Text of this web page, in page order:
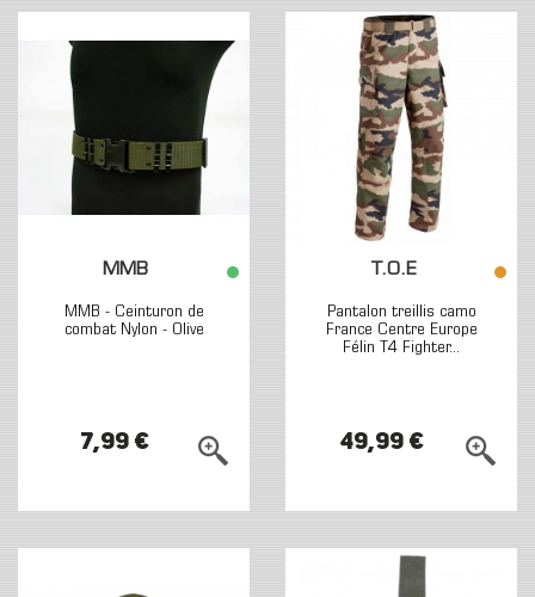
MMB
MMB - Ceinturon de
combat Nylon - Olive
7,99 €
T.O.E
Pantalon treillis camo
France Centre Europe
Félin T4 Fighter...
49,99 €